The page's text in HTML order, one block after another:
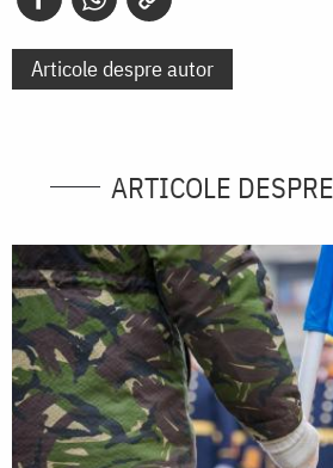
Articole despre autor
ARTICOLE